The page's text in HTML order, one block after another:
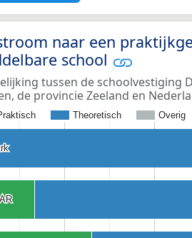
naar een
school
tussen de schoolvestiging
de provincie Zeeland en
Theoretisch Overig